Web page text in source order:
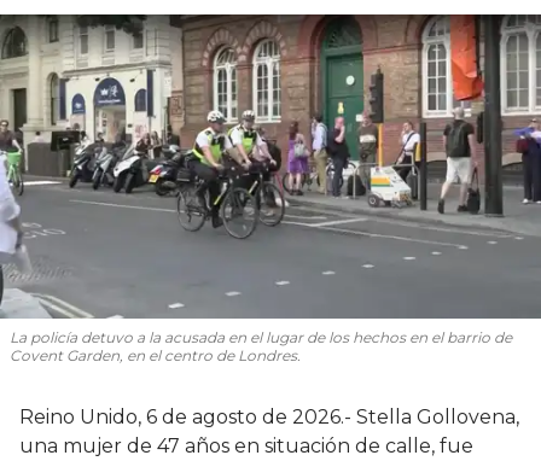
La policía detuvo a la acusada en el lugar de los hechos en el barrio de
Covent Garden, en el centro de Londres.
Reino Unido, 6 de agosto de 2026.- Stella Gollovena,
una mujer de 47 años en situación de calle, fue